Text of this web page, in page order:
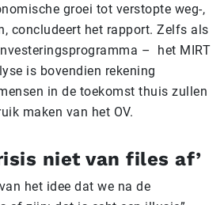
groei tot verstopte weg-,
concludeert het rapport. Zelfs als
– het MIRT
is bovendien rekening
in de toekomst thuis zullen
maken van het OV.
niet van files af’
het idee dat we na de